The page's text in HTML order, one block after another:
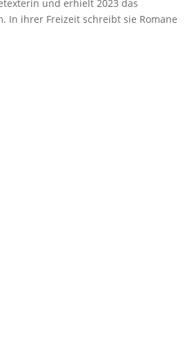
und erhielt 2023 das
In ihrer Freizeit schreibt sie Romane